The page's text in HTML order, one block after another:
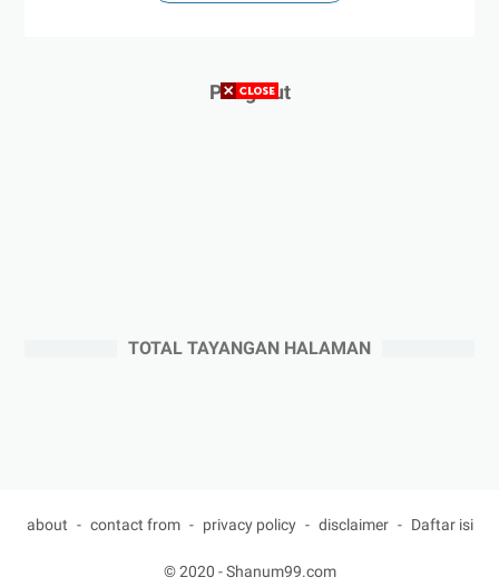
Pengikut
TOTAL TAYANGAN HALAMAN
about contact from privacy policy disclaimer Daftar isi
© 2020 -Shanum99.com